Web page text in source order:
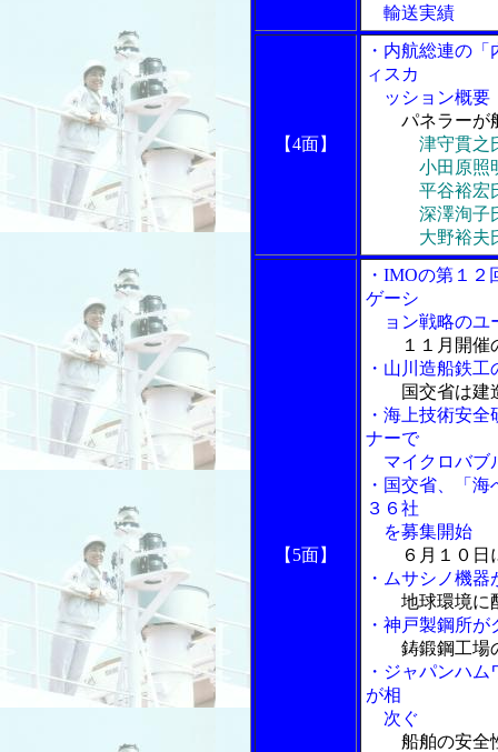
輸送実績
【4面】
・内航総連の
ィスカ
ッション概要
パネラーが
津守貫之
小田原照明
平谷裕宏氏
深澤洵子氏
大野裕夫氏
【5面】
・IMOの第１
ゲーシ
ョン戦略のユ
１１月開
・山川造船鉄
国交省は建
・海上技術安
ナーで
マイクロバブ
・国交省、「
３６社
を募集開始
６月１０
・ムサシノ機
地球環境に
・神戸製鋼所
鋳鍛鋼工場
・ジャパンハ
が相
次ぐ
船舶の安全